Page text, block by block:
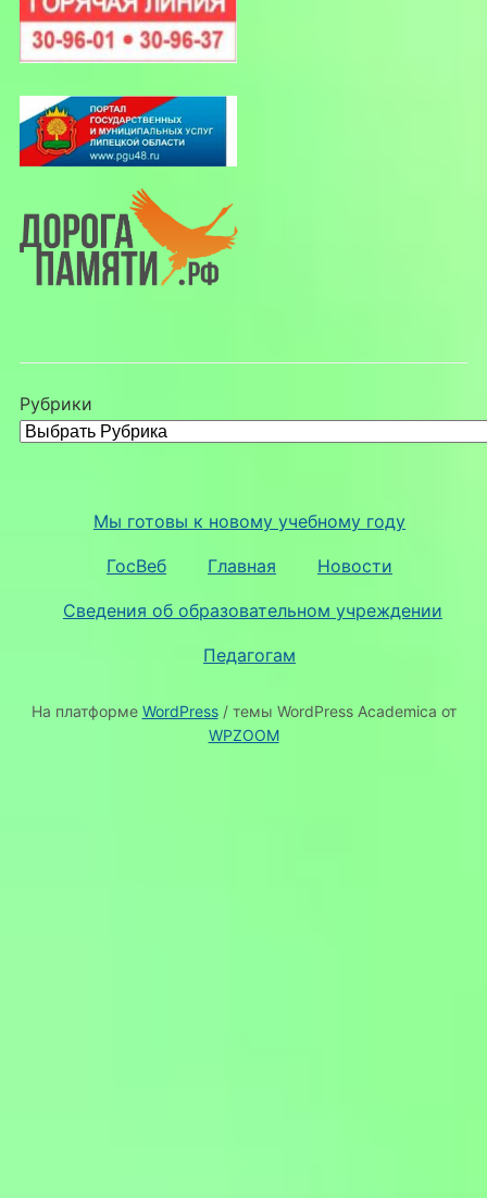
Рубрики
Мы готовы к новому учебному году
ГосВеб Главная Новости
Сведения об образовательном учреждении
Педагогам
На платформе WordPress/ темы WordPress Academica от
WPZOOM